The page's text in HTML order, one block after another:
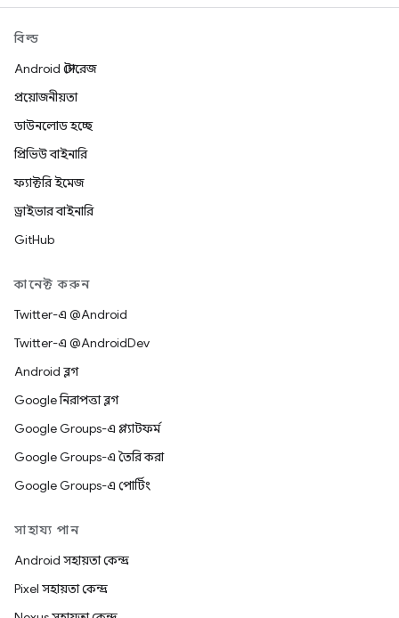
বিল্ড
Android স্টোরেজ
প্রয়োজনীয়তা
ডাউনলোড হচ্ছে
প্রিভিউ বাইনারি
ফ্যাক্টরি ইমেজ
ড্রাইভার বাইনারি
GitHub
কানেক্ট করুন
Twitter-এ @Android
Twitter-এ @AndroidDev
Android ব্লগ
Google নিরাপত্তা ব্লগ
Google Groups-এ প্ল্যাটফর্ম
Google Groups-এ তৈরি করা
Google Groups-এ পোর্টিং
সাহায্য পান
Android সহায়তা কেন্দ্র
Pixel সহায়তা কেন্দ্র